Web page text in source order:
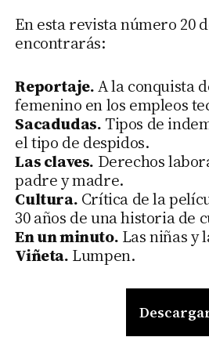
En esta revista número 20
encontrarás:
Reportaje.A la conquista
femenino en los empleos
Sacadudas. Tipos de
el tipo de despidos.
Las claves. Derechos
padre y madre.
Cultura. Crítica de la
30 años de una historia de
En un minuto. Las niñas y
Viñeta. Lumpen.